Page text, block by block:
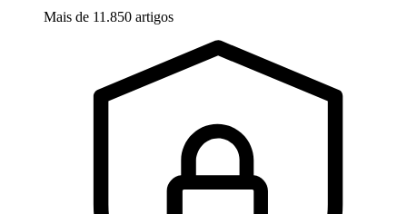
Mais de 11.850 artigos